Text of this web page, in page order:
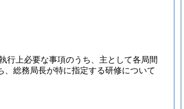
行上必要な事項のうち、主として各局間
、総務局長が特に指定する研修について